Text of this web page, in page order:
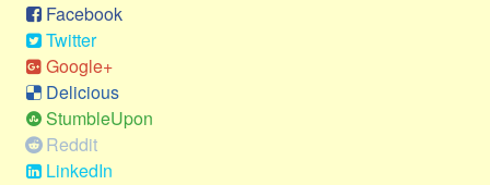
Facebook
Twitter
Google+
Delicious
StumbleUpon
Reddit
LinkedIn